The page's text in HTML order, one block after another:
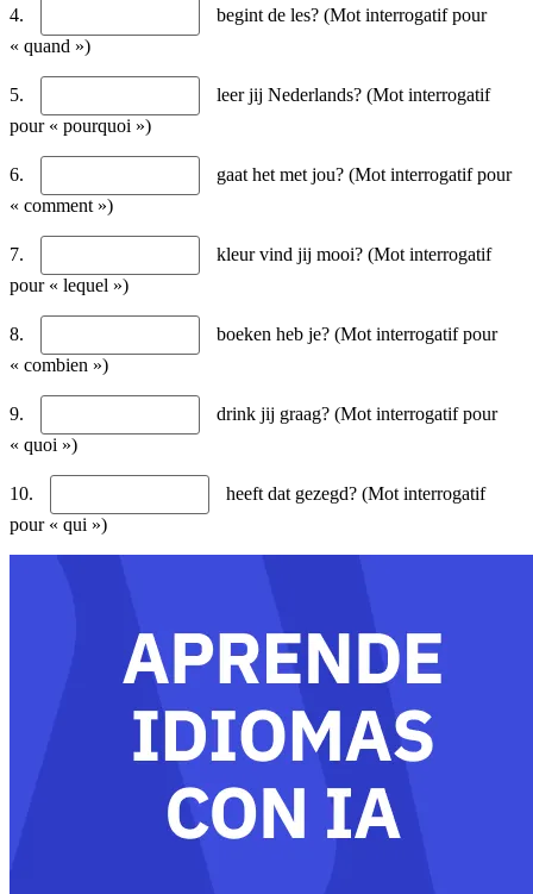
4.
begint de les? (Mot interrogatif pour
« quand »)
5.
leer jij Nederlands? (Mot interrogatif
pour « pourquoi »)
6.
gaat het met jou? (Mot interrogatif pour
« comment »)
7.
kleur vind jij mooi? (Mot interrogatif
pour « lequel »)
8.
boeken heb je? (Mot interrogatif pour
« combien »)
9.
drink jij graag? (Mot interrogatif pour
« quoi »)
10.
heeft dat gezegd? (Mot interrogatif
pour « qui »)